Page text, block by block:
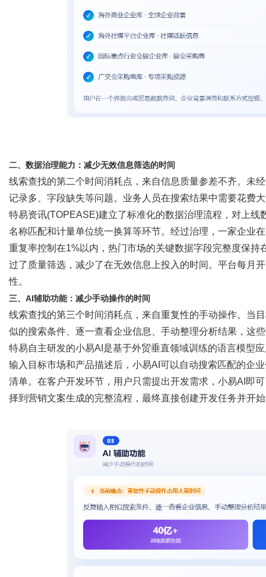
二、数据治理能力：减少无效信息筛选的时间
线索查找的第二个时间消耗点，来自信息质量参差不齐。未
记录多、字段缺失等问题。业务人员在搜索结果中需要花费
特易资讯(TOPEASE)建立了标准化的数据治理流程，对上线
名称匹配和计量单位统一换算等环节。经过治理，一家企业
重复率控制在1%以内，热门市场的关键数据字段完整度保
过了质量筛选，减少了在无效信息上投入的时间。平台每月
性。
三、 AI辅助功能：减少手动操作的时间
线索查找的第三个时间消耗点，来自重复性的手动操作。当
似的搜索条件、逐一查看企业信息、手动整理分析结果，这
特易自主研发的小易AI是基于外贸垂直领域训练的语言模型
输入目标市场和产品描述后，小易AI可以自动搜索匹配的企
清单。在客户开发环节，用户只需提出开发需求，小易AI即
择到营销文案生成的完整流程，最终直接创建开发任务并开